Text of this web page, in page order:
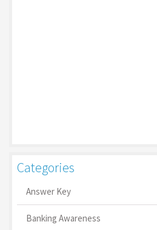
Categories
Answer Key
Banking Awareness